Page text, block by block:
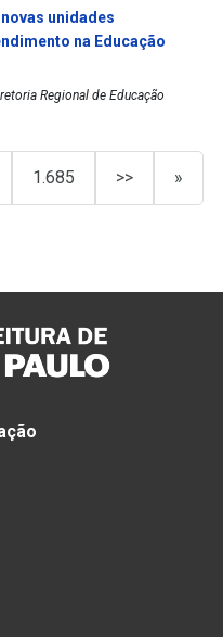
unidades
na Educação
Regional de Educação
1.685 >> »